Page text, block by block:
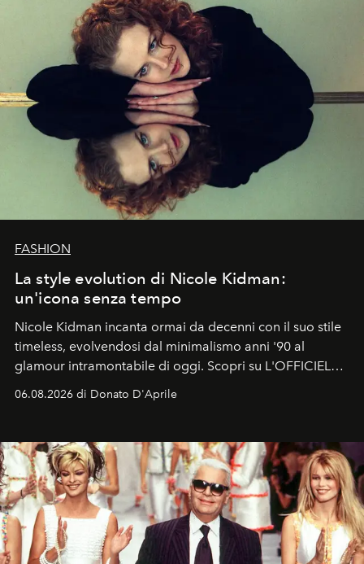
FASHION
La style evolution di Nicole Kidman:
un'icona senza tempo
Nicole Kidman incanta ormai da decenni con il suo stile
timeless, evolvendosi dal minimalismo anni '90 al
glamour intramontabile di oggi. Scopri su L'OFFICIEL
06.08.2026 di Donato D'Aprile